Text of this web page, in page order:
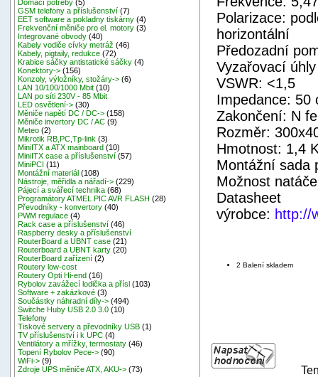
Domácí potřeby (5)
GSM telefony a příslušenství (7)
EET software a pokladny tiskárny (4)
Frekvenční měniče pro el. motory (3)
Integrované obvody (40)
Kabely vodiče cívky metráž (46)
Kabely, pigtaily, redukce (72)
Krabice sáčky antistatické sáčky (4)
Konektory-> (156)
Konzoly, výložníky, stožáry-> (6)
LAN 10/100/1000 Mbit (10)
LAN po síti 230V - 85 Mbit
LED osvětlení-> (30)
Měniče napětí DC / DC-> (158)
Měniče invertory DC / AC (9)
Meteo (2)
Mikrotik RB,PC,Tp-link (3)
MiniITX a ATX mainboard (10)
MiniITX case a příslušenství (57)
MiniPCI (11)
Montážní materiál (108)
Nástroje, měřidla a nářadí-> (229)
Pájecí a svářecí technika (68)
Programátory ATMEL PIC AVR FLASH (28)
Převodníky - konvertory (40)
PWM regulace (4)
Rack case a příslušenství (46)
Raspberry desky a příslušenství
RouterBoard a UBNT case (21)
Routerboard a UBNT karty (20)
RouterBoard zařízení (2)
Routery low-cost
Routery Opti Hi-end (16)
Rybolov zavážecí lodička a přísl (103)
Software + zakázkové (3)
Součástky náhradní díly-> (494)
Switche Huby USB 2.0 3.0 (10)
Telefony
Tiskové servery a převodníky USB (1)
TV příslušenství i k UPC (4)
Ventilátory a mřížky, termostaty (46)
Topení Rybolov Pece-> (90)
WiFi-> (9)
Zdroje UPS měniče ATX, AKU-> (73)
Polarizace:
horizontální
Předozadní
Vyzařovací
VSWR: <1,5
Impedance: 50
Zakončení: N
Rozměr:
Hmotnost: 1,4
Montážní sada
Možnost
Datasheet
výrobce: http://
2 Balení skladem